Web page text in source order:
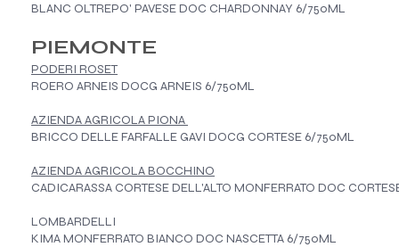
BLANC OLTREPO' PAVESE DOC CHARDONNAY 6/750ML
PIEMONTE
PODERI ROSET
ROERO ARNEIS DOCG ARNEIS 6/750ML
AZIENDA AGRICOLA PIONA
BRICCO DELLE FARFALLE GAVI DOCG CORTESE 6/750ML
AZIENDA AGRICOLA BOCCHINO
CADICARASSA CORTESE DELL'ALTO MONFERRATO DOC
LOMBARDELLI
KIMA MONFERRATO BIANCO DOC NASCETTA 6/750ML